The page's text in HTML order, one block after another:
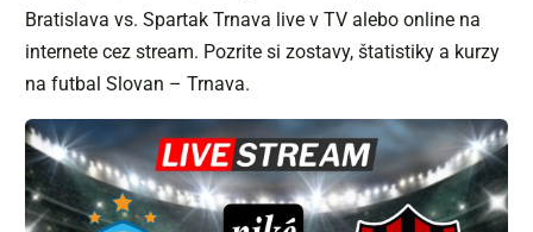
Bratislava vs. Spartak Trnava live v TV alebo online na
internete cez stream. Pozrite si zostavy, štatistiky a kurzy
na futbal Slovan – Trnava.